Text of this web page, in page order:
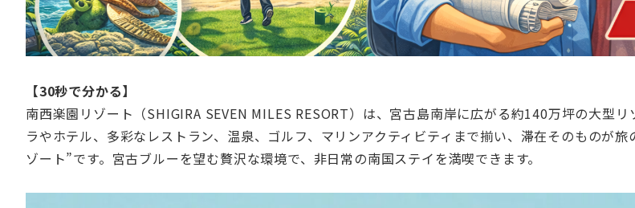
【30秒で分かる】
南西楽園リゾート（SHIGIRA SEVEN MILES RESORT）は、宮古島南岸に広がる約140万坪の大型リ
ラやホテル、多彩なレストラン、温泉、ゴルフ、マリンアクティビティまで揃い、滞在そのものが旅
ゾート”です。宮古ブルーを望む贅沢な環境で、非日常の南国ステイを満喫できます。